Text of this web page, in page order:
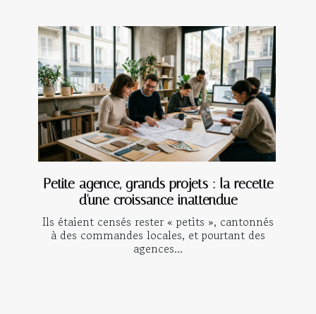
Petite agence, grands projets : la recette
d'une croissance inattendue
Ils étaient censés rester « petits », cantonnés
à des commandes locales, et pourtant des
agences...